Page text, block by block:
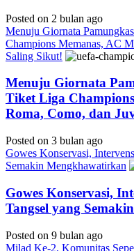
Posted on 2 bulan ago
Menuju Giornata
Champions Memanas, AC
Saling Sikut!
Menuju Giornata
Tiket Liga
Roma, Como, dan
Posted on 3 bulan ago
Gowes Konservasi,
Semakin Mengkhawatirkan
Gowes Konservasi,
Tangsel yang
Posted on 9 bulan ago
Milad Ke-2, Komunitas